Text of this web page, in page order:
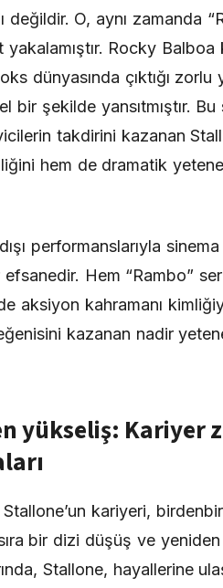
değildir. O, aynı zamanda
Rocky Balboa
dünyasında çıktığı
bir şekilde yansıtmıştır.
takdirini kazanan
hem de dramatik
performanslarıyla
efsanedir. Hem “Rambo”
aksiyon kahramanı
kazanan nadir
yükseliş: Kariyer
kariyeri,
sıra bir dizi düşüş ve
Stallone, hayallerine